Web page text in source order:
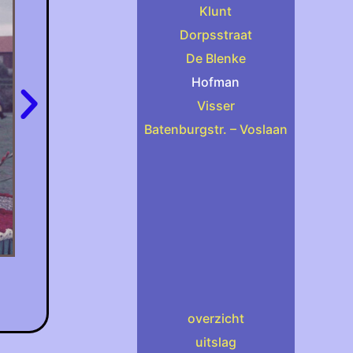
Klunt
Dorpsstraat
De Blenke
Hofman
Visser
Batenburgstr. – Voslaan
overzicht
uitslag